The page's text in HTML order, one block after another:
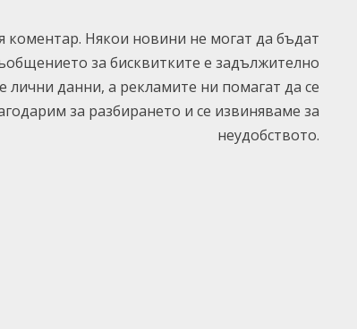
Някои новини не могат да бъдат
за бисквитките е задължително
данни, а рекламите ни помагат да се
за разбирането и се извиняваме за
неудобството.